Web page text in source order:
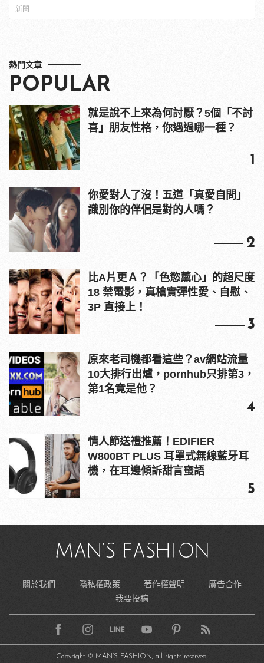
新聞
熱門文章
POPULAR
就是說不上來為何討厭？5個「不討
喜」朋友性格，你遇過哪一種？
1
你愛對人了沒！五道「真愛自問」
識別你的伴侶是對的人嗎？
2
比A片更Ａ？「色慾薰心」的超尺度
18 禁電影，真槍實彈性愛、自慰、
3P 直接上！
3
原來老司機都看這些？av網站流量
10大排行出爐，pornhub只排第3，
第1名竟是他？
4
情人節送禮推薦！EDIFIER
W800BT PLUS 耳罩式無線藍牙耳
機，在耳邊傾訴甜言蜜語
5
關於我們 隱私權政策 著作權聲明
廣告合作
我要投稿
Copyright © MAN’S FASHION, all rights reserved.